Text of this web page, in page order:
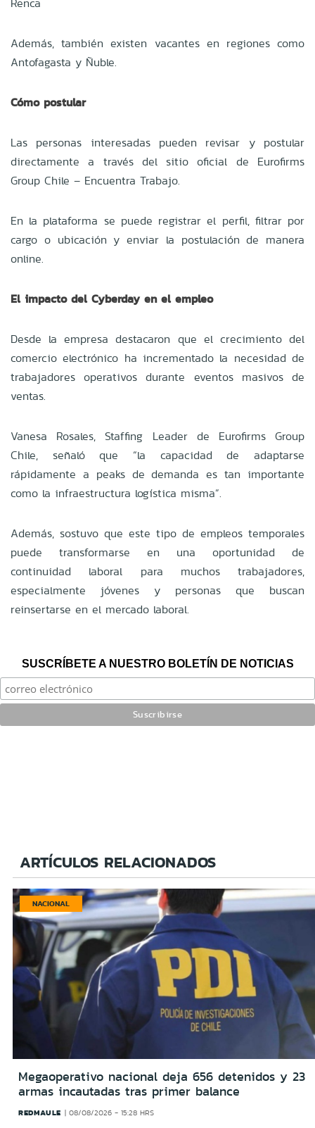
Además, también existen vacantes en regiones como
Antofagasta y Ñuble.
Cómo postular
Las personas interesadas pueden revisar y postular
directamente a través del sitio oficial de Eurofirms
Group Chile – Encuentra Trabajo.
En la plataforma se puede registrar el perfil, filtrar por
cargo o ubicación y enviar la postulación de manera
online.
El impacto del Cyberday en el empleo
Desde la empresa destacaron que el crecimiento del
comercio electrónico ha incrementado la necesidad de
trabajadores operativos durante eventos masivos de
ventas.
Vanesa Rosales, Staffing Leader de Eurofirms Group
Chile, señaló que “la capacidad de adaptarse
rápidamente a peaks de demanda es tan importante
como la infraestructura logística misma”.
Además, sostuvo que este tipo de empleos temporales
puede transformarse en una oportunidad de
continuidad laboral para muchos trabajadores,
especialmente jóvenes y personas que buscan
reinsertarse en el mercado laboral.
SUSCRÍBETE A NUESTRO BOLETÍN DE NOTICIAS
ARTÍCULOS RELACIONADOS
NACIONAL
Megaoperativo nacional deja 656 detenidos y 23
armas incautadas tras primer balance
REDMAULE 08/08/2026 - 15:28 HRS